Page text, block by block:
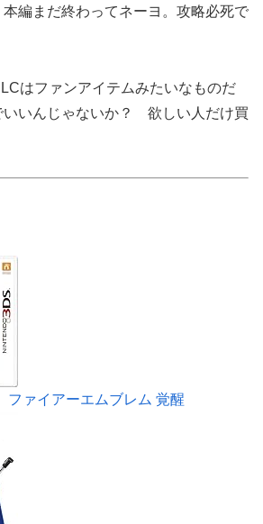
編まだ終わってネーヨ。攻略必死で
はファンアイテムみたいなものだ
いいんじゃないか？ 欲しい人だけ買
ァイアーエムブレム 覚醒